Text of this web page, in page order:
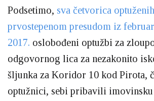
Podsetimo, sva četvorica
prvostepenom presudom iz
2017. oslobođeni optužbi za
odgovornog lica za nezakonito
šljunka za Koridor 10 kod Pirota,
optužnici, sebi pribavili